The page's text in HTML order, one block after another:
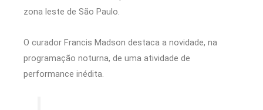
zona leste de São Paulo.
O curador Francis Madson destaca a novidade, na
programação noturna, de uma atividade de
performance inédita.